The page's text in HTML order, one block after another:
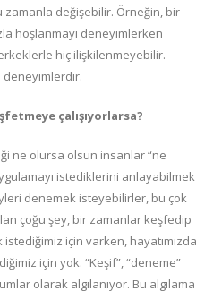
zamanla değişebilir. Örneğin, bir
hoşlanmayı deneyimlerken
hiç ilişkilenmeyebilir.
deneyimlerdir.
çalışıyorlarsa?
ne olursa olsun insanlar “ne
istediklerini anlayabilmek
denemek isteyebilirler, bu çok
çoğu şey, bir zamanlar keşfedip
için varken, hayatımızda
için yok. “Keşif”, “deneme”
olarak algılanıyor. Bu algılama